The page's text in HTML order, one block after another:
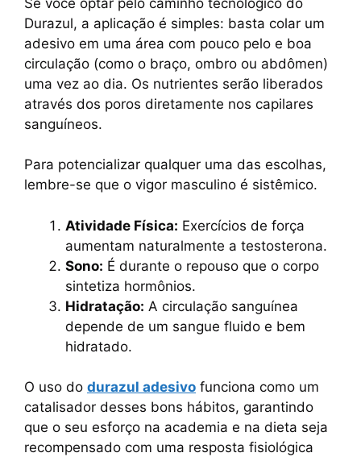
Durazul, a aplicação é simples: basta colar um
adesivo em uma área com pouco pelo e boa
circulação (como o braço, ombro ou abdômen)
uma vez ao dia. Os nutrientes serão liberados
através dos poros diretamente nos capilares
sanguíneos.
Para potencializar qualquer uma das escolhas,
lembre-se que o vigor masculino é sistêmico.
Atividade Física: Exercícios de força
aumentam naturalmente a testosterona.
Sono: É durante o repouso que o corpo
sintetiza hormônios.
Hidratação: A circulação sanguínea
depende de um sangue fluido e bem
hidratado.
O uso do durazul adesivo funciona como um
catalisador desses bons hábitos, garantindo
que o seu esforço na academia e na dieta seja
recompensado com uma resposta fisiológica